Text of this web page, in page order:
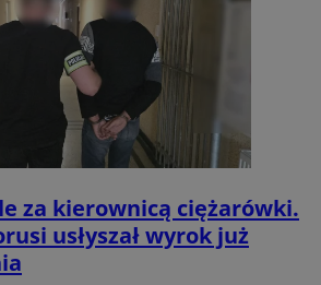
za kierownicą ciężarówki.
usłyszał wyrok już